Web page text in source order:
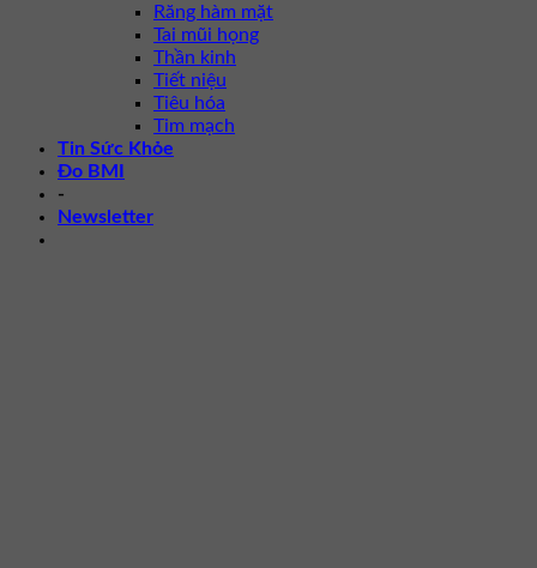
Răng hàm mặt
Tai mũi họng
Thần kinh
Tiết niệu
Tiêu hóa
Tim mạch
Tin Sức Khỏe
Đo BMI
-
Newsletter